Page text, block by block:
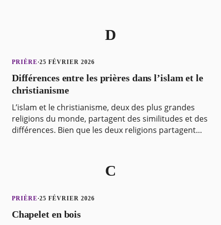
D
PRIÈRE·25 FÉVRIER 2026
Différences entre les prières dans l’islam et le
christianisme
L’islam et le christianisme, deux des plus grandes
religions du monde, partagent des similitudes et des
différences. Bien que les deux religions partagent
C
PRIÈRE·25 FÉVRIER 2026
Chapelet en bois